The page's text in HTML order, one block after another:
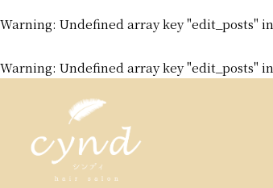
Warning: Undefined array key "edit_posts" in
Warning: Undefined array key "edit_posts" in